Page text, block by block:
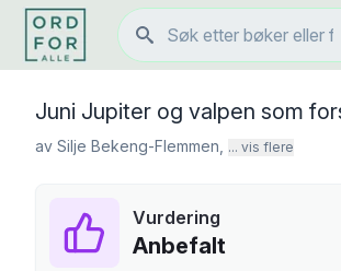
Juni Jupiter og valpen som
av Silje Bekeng-Flemmen ... vis flere
Vurdering
Anbefalt